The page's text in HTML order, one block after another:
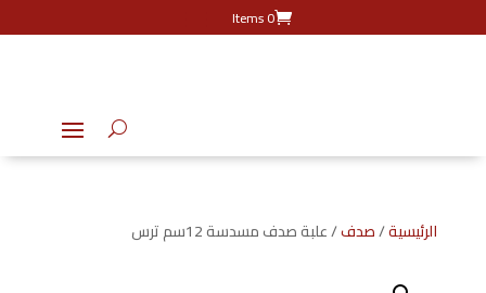
0 Items
الرئيسية/صدف/ علبة صدف مسدسة 12سم ترس